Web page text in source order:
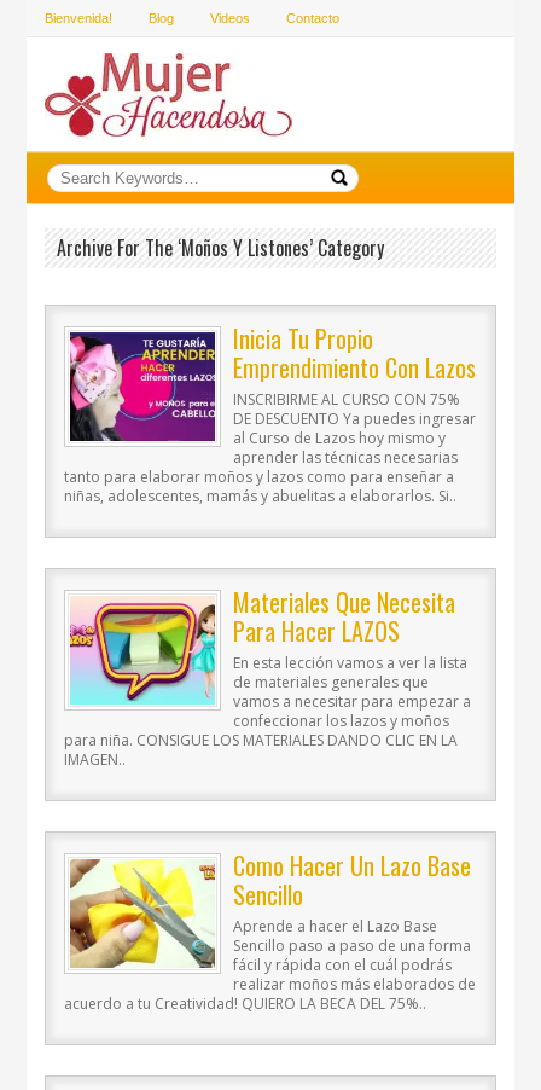
Bienvenida! Blog Videos Contacto
Archive For The ‘Moños Y Listones’ Category
Inicia Tu Propio
Emprendimiento Con Lazos
Y Moños
INSCRIBIRME AL CURSO CON 75%
DE DESCUENTO Ya puedes ingresar
al Curso de Lazos hoy mismo y
aprender las técnicas necesarias
tanto para elaborar moños y lazos como para enseñar a
niñas, adolescentes, mamás y abuelitas a elaborarlos. Si..
Materiales Que Necesita
Para Hacer LAZOS
En esta lección vamos a ver la lista
de materiales generales que
vamos a necesitar para empezar a
confeccionar los lazos y moños
para niña. CONSIGUE LOS MATERIALES DANDO CLIC EN LA
IMAGEN..
Como Hacer Un Lazo Base
Sencillo
Aprende a hacer el Lazo Base
Sencillo paso a paso de una forma
fácil y rápida con el cuál podrás
realizar moños más elaborados de
acuerdo a tu Creatividad! QUIERO LA BECA DEL 75%..